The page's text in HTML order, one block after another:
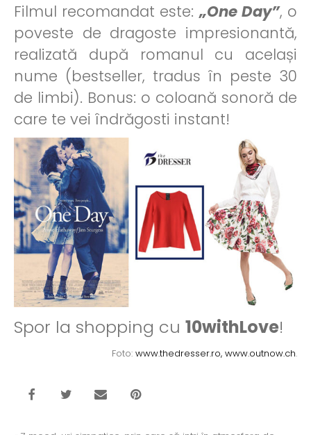
Filmul recomandat este:„One Day”, o
poveste de dragoste impresionantă,
realizată după romanul cu același
nume (bestseller, tradus în peste 30
de limbi). Bonus: o coloană sonoră de
care te vei îndrăgosti instant!
Spor la shopping cu 10withLove!
Foto: www.thedresser.ro, www.outnow.ch.